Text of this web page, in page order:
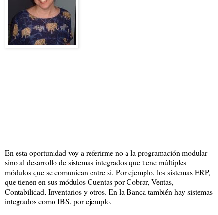
En esta oportunidad voy a referirme no a la programación modular
sino al desarrollo de sistemas integrados que tiene múltiples
módulos que se comunican entre si. Por ejemplo, los sistemas ERP,
que tienen en sus módulos Cuentas por Cobrar, Ventas,
Contabilidad, Inventarios y otros. En la Banca también hay sistemas
integrados como IBS, por ejemplo.